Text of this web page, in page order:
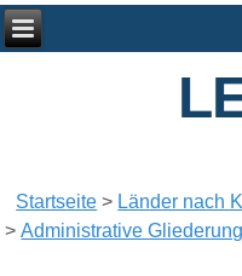
Startseite > Länder nach
>Administrative